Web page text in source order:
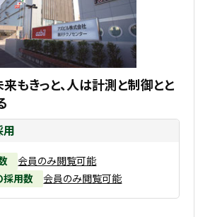
もきっと、人は計測と制御とと
用
会員のみ閲覧可能
採用数
会員のみ閲覧可能